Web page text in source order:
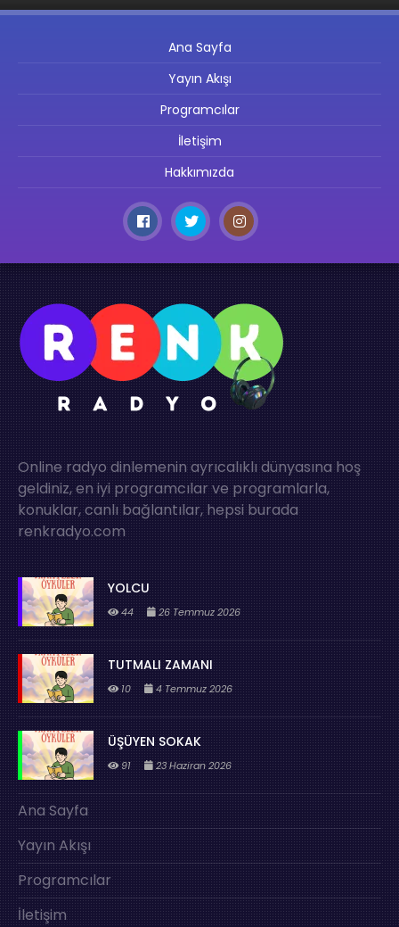
Ana Sayfa
Yayın Akışı
Programcılar
İletişim
Hakkımızda
Online radyo dinlemenin ayrıcalıklı dünyasına hoş
geldiniz, en iyi programcılar ve programlarla,
konuklar, canlı bağlantılar, hepsi burada
renkradyo.com
YOLCU
44 26 Temmuz 2026
TUTMALI ZAMANI
10 4 Temmuz 2026
ÜŞÜYEN SOKAK
91 23 Haziran 2026
Ana Sayfa
Yayın Akışı
Programcılar
İletişim